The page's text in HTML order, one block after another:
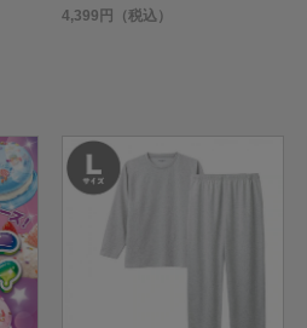
K ライトグレー
4,399円（税込）